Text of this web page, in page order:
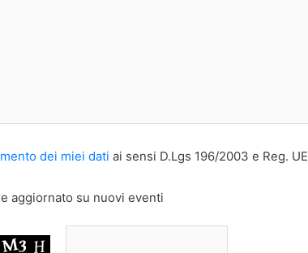
dei miei dati ai sensi D.Lgs 196/2003 e Reg. UE
aggiornato su nuovi eventi